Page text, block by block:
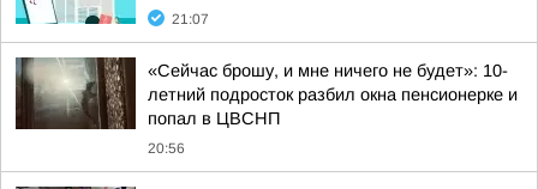
21:07
«Сейчас брошу, и мне ничего не будет»: 10-
летний подросток разбил окна пенсионерке и
попал в ЦВСНП
20:56